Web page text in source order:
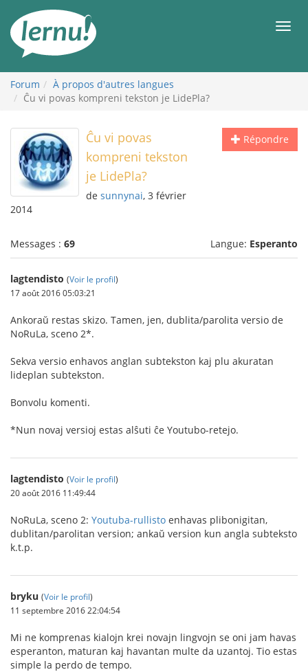
contenu
Forum
À propos d'autres langues
Ĉu vi povas kompreni tekston je LidePla?
Répondre
Ĉu vi povas
kompreni tekston
je LidePla?
de sunnynai, 3 février
2014
Messages : 69 Langue: Esperanto
lagtendisto (Voir le profil)
17 août 2016 05:03:21
Ankoraŭ restas skizo. Tamen, jen, dublita/parolita versio de
NoRuLa, sceno 2*.
Sekva versio enhavos anglan subtekston kaj plu akuratan
lideplan subtekston.
Bonvolu komenti.
*Nun novaj versioj estas alŝuti ĉe Youtubo-retejo.
lagtendisto (Voir le profil)
20 août 2016 11:49:44
NoRuLa, sceno 2: Youtuba-rullisto enhavas plibonigitan,
dublitan/parolitan version; ankaŭ version kun angla subteksto
k.t.p.
bryku (Voir le profil)
11 septembre 2016 22:04:54
Mi ne komprenas kialojn krei novajn lingvojn se oni jam havas
esperanton, maturan kaj havantan multe da uzantoj. Tio estas
simple la perdo de tempo.